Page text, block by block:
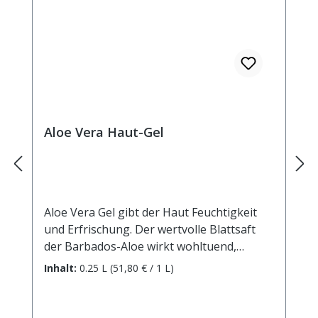
Aloe Vera Haut-Gel
Aloe Vera Gel gibt der Haut Feuchtigkeit
und Erfrischung. Der wertvolle Blattsaft
der Barbados-Aloe wirkt wohltuend,
schützend und pflegend. Damit ist Aloe
Inhalt: 0.25 L (51,80 € / 1 L)